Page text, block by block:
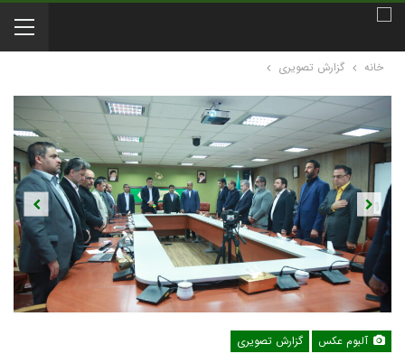
خانه گزارش تصویری
Previous Next
آلبوم عکس گزارش تصویری